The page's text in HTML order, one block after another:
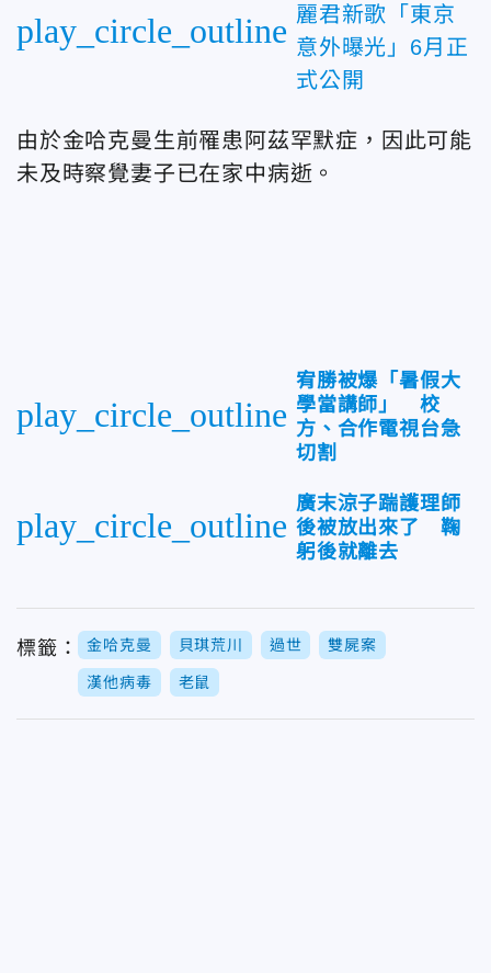
play_circle_outline 麗君新歌「東京
意外曝光」6月正
式公開
由於金哈克曼生前罹患阿茲罕默症，因此可能
未及時察覺妻子已在家中病逝。
play_circle_outline
宥勝被爆「暑假大
學當講師」 校
方、合作電視台急
切割
play_circle_outline
廣末涼子踹護理師
後被放出來了 鞠
躬後就離去
標籤： 金哈克曼 貝琪荒川 過世 雙屍案
漢他病毒 老鼠